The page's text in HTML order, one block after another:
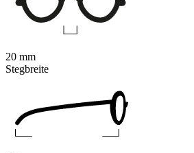
20 mm
Stegbreite